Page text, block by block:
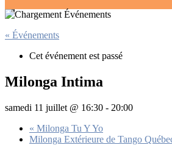
« Événements
Cet événement est passé
Milonga Intima
samedi 11 juillet @ 16:30 - 20:00
« Milonga Tu Y Yo
Milonga Extérieure de Tango